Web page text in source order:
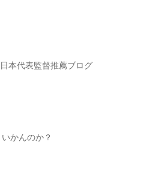
本代表監督推薦ブログ
かんのか？